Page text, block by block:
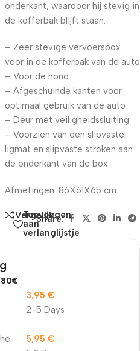
onderkant, waardoor hij stevig in
de kofferbak blijft staan.
– Zeer stevige vervoersbox
voor in de kofferbak van de auto
– Voor de hond
– Afgeschuinde kanten voor
optimaal gebruik van de auto
– Deur met veiligheidssluiting
– Voorzien van een slipvaste
ligmat en slipvaste stroken aan
de onderkant van de box
Afmetingen: 86X61X65 cm
Vergelijk
Toevoegen
aan
verlanglijstje
Share:
2-5 Days
3,95 €
5,95 €